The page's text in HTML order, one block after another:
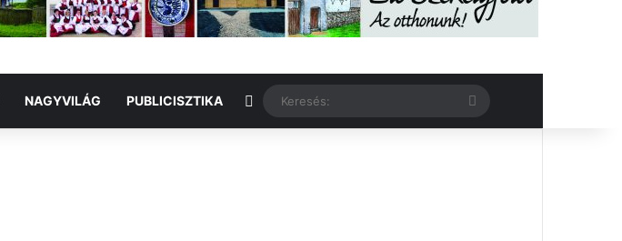
NAGYVILÁG PUBLICISZTIKA Véletlen cikk Keresés: